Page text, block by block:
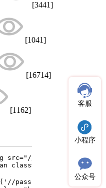
[3441]
[1041]
[16714]
[1162]
客服
小程序
公众号